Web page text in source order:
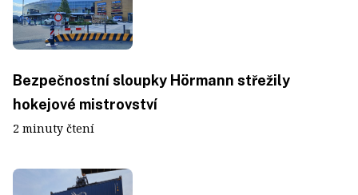
Bezpečnostní sloupky Hörmann střežily
hokejové mistrovství
2 minuty čtení